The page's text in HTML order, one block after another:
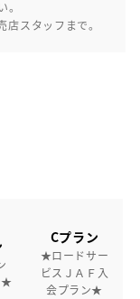
店スタッフまで。
★
Cプラン
★ロードサー
ビスＪＡＦ入
会プラン★